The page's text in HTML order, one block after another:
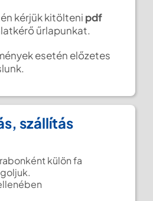
kérjük kitölteni pdf
űrlapunkat.
esetén előzetes
szállítás
külön fa